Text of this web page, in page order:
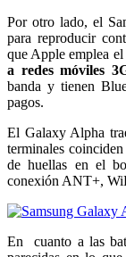
Por otro lado, el
para reproducir
que Apple emplea
a redes móviles
banda y tienen
pagos.
El Galaxy Alpha
terminales
de huellas en el
conexión ANT+,
En cuanto a las